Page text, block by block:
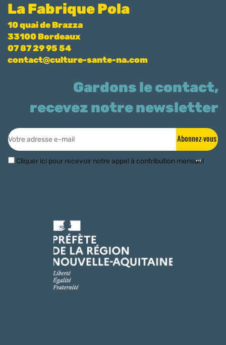
La Fabrique Pola
10 quai de Brazza
33100 Bordeaux
07 87 29 95 54
contact@culture-sante-na.com
Gardons le contact,
recevez notre newsletter
Abonnez-vous
Cliquer ici pour recevoir notre appel à contribution mensuel